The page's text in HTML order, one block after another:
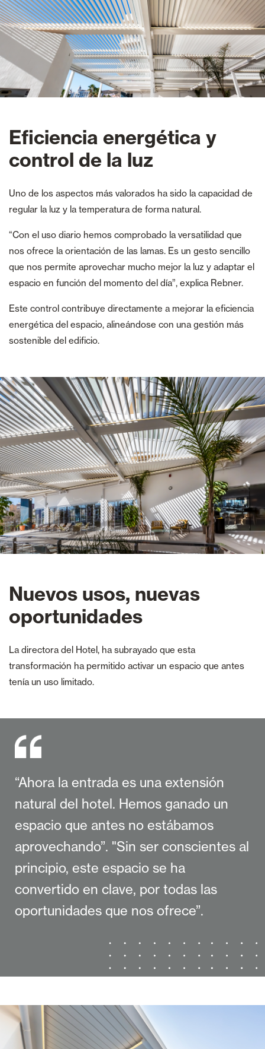
Eficiencia energética y
control de la luz
Uno de los aspectos más valorados ha sido la capacidad de
regular la luz y la temperatura de forma natural.
“Con el uso diario hemos comprobado la versatilidad que
nos ofrece la orientación de las lamas. Es un gesto sencillo
que nos permite aprovechar mucho mejor la luz y adaptar el
espacio en función del momento del día”, explica Rebner.
Este control contribuye directamente a mejorar la eficiencia
energética del espacio, alineándose con una gestión más
sostenible del edificio.
Nuevos usos, nuevas
oportunidades
La directora del Hotel, ha subrayado que esta
transformación ha permitido activar un espacio que antes
tenía un uso limitado.
“Ahora la entrada es una extensión
natural del hotel. Hemos ganado un
espacio que antes no estábamos
aprovechando”. "Sin ser conscientes al
principio, este espacio se ha
convertido en clave, por todas las
oportunidades que nos ofrece”.